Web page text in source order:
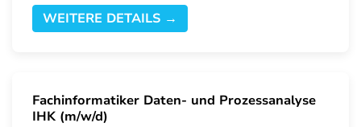
WEITERE DETAILS →
Fachinformatiker Daten- und Prozessanalyse
IHK (m/w/d)